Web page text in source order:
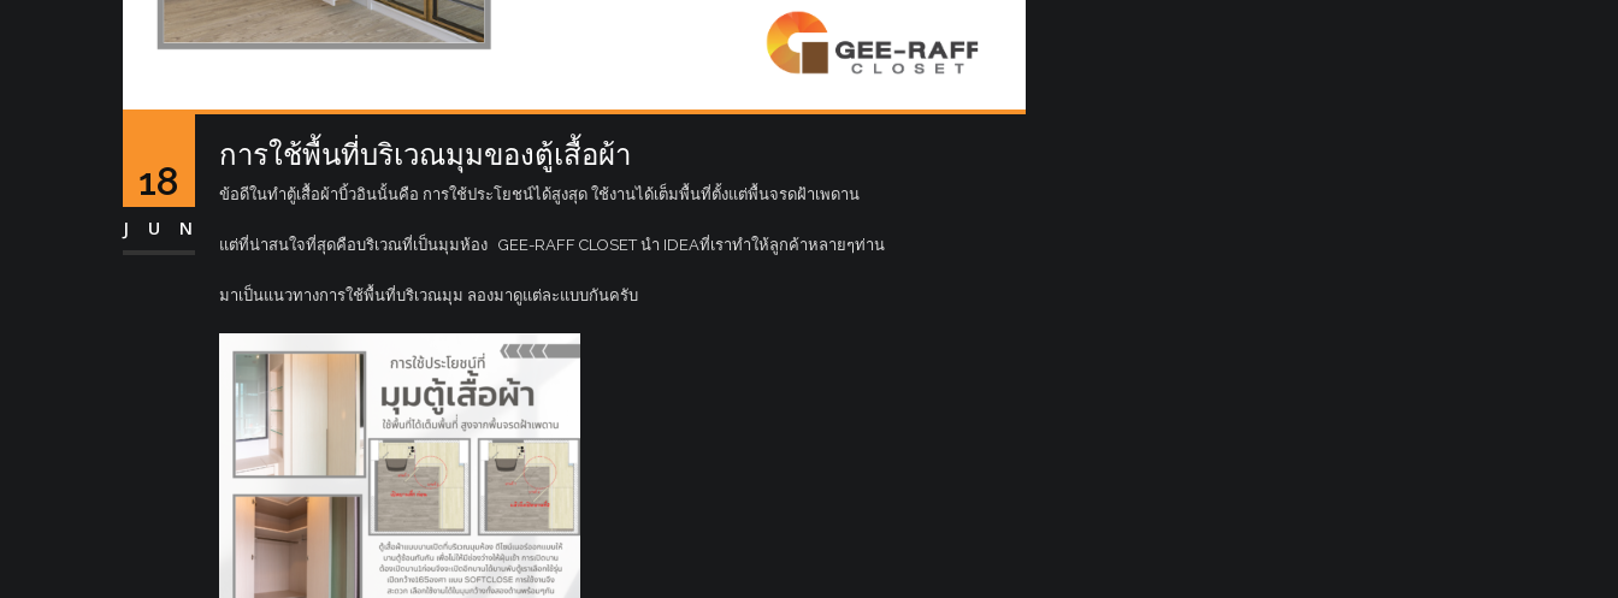
18
JUN
การใช้พื้นที่บริเวณมุมของตู้เสื้อผ้า
ข้อดีในทำตู้เสื้อผ้าบิ้วอินนั้นคือ การใช้ประโยชน์ได้สูงสุด ใช้งานได้เต็มพื้นที่ตั้งแต่พื้นจรดฝ้าเพดาน
แต่ที่น่าสนใจที่สุดคือบริเวณที่เป็นมุมห้อง GEE-RAFF CLOSET นำ IDEAที่เราทำให้ลูกค้าหลายๆท่าน
มาเป็นแนวทางการใช้พื้นที่บริเวณมุม ลองมาดูแต่ละแบบกันครับ